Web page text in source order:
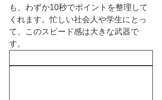
も、わずか10秒でポイントを整理して
くれます。忙しい社会人や学生にとっ
て、このスピード感は大きな武器で
す。